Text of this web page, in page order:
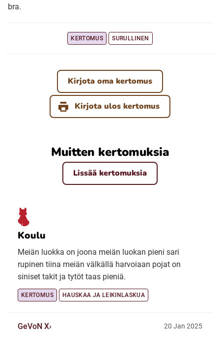
Resanderomani (Romska)
Kelderash (Romska)
Lovari (Romska)
bra.
KERTOMUS SURULLINEN
Kirjota oma kertomus
Kirjota ulos kertomus
Muitten kertomuksia
Lissää kertomuksia
Koulu
Meiän luokka on joona meiän luokan pieni sari
rupinen tiina meiän välkällä harvoiaan pojat on
siniset takit ja tytöt taas pieniä.
KERTOMUS HAUSKAA JA LEIKINLASKUA
GeVoN X 20 Jan 2025